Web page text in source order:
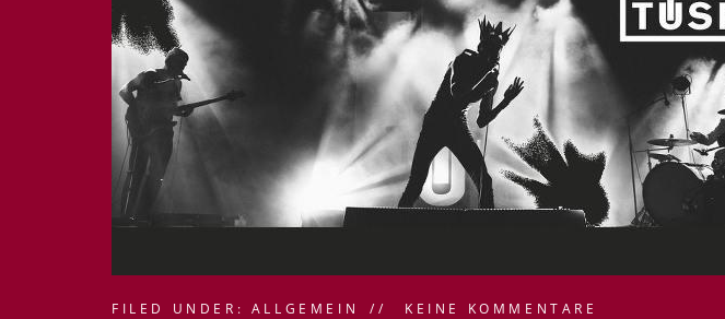
FILED UNDER: ALLGEMEIN
KEINE KOMMENTARE